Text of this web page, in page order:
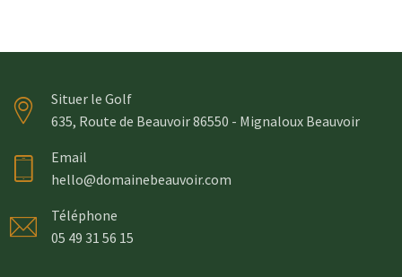
Situer le Golf
635, Route de Beauvoir 86550 - Mignaloux Beauvoir
Email
hello@domainebeauvoir.com
Téléphone
05 49 31 56 15